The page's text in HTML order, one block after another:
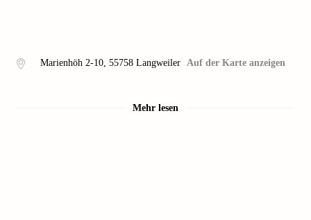
Marienhöh 2-10, 55758 Langweiler Auf der Karte anzeigen
Mehr lesen